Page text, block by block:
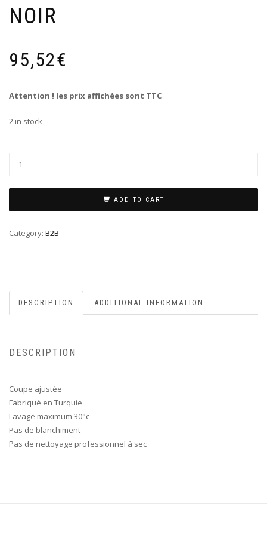
NOIR
95,52€
Attention ! les prix affichées sont TTC
2 in stock
ADD TO CART
Category: B2B
DESCRIPTION ADDITIONAL INFORMATION
DESCRIPTION
Coupe ajustée
Fabriqué en Turquie
Lavage maximum 30°c
Pas de blanchiment
Pas de nettoyage professionnel à sec